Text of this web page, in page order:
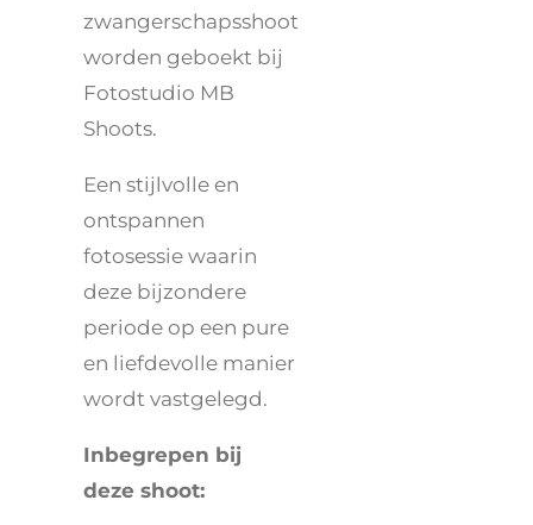
zwangerschapsshoot
worden geboekt bij
Fotostudio MB
Shoots.
Een stijlvolle en
ontspannen
fotosessie waarin
deze bijzondere
periode op een pure
en liefdevolle manier
wordt vastgelegd.
Inbegrepen bij
deze shoot: